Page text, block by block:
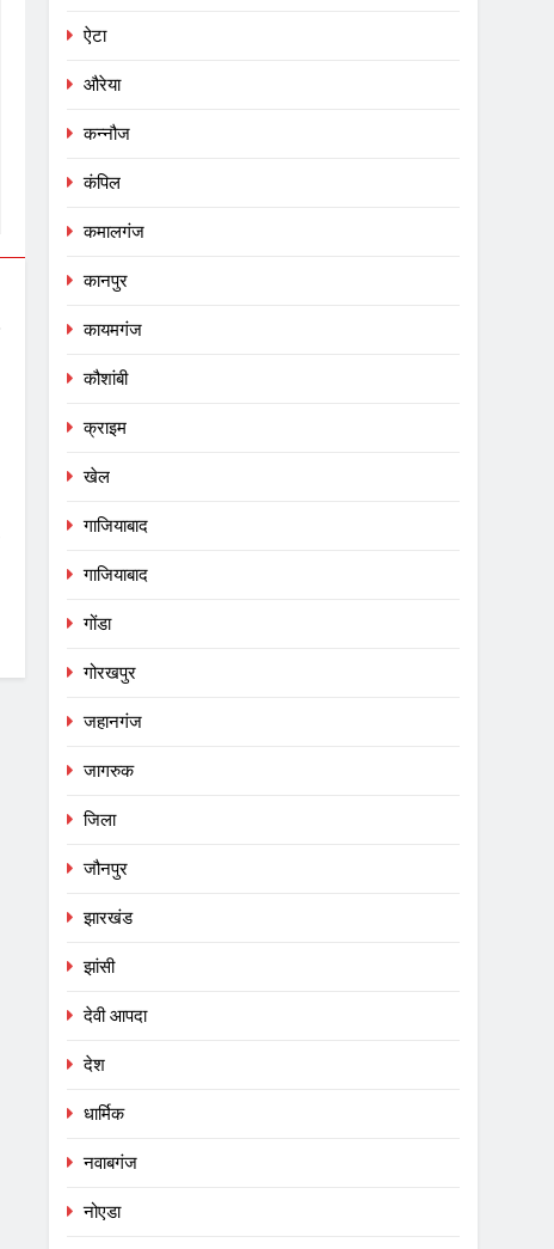
ऐटा
औरेया
कन्नौज
कंपिल
कमालगंज
कानपुर
कायमगंज
कौशांबी
क्राइम
खेल
गाजियाबाद
गाजियाबाद
गोंडा
गोरखपुर
जहानगंज
जागरुक
जिला
जौनपुर
झारखंड
झांसी
देवी आपदा
देश
धार्मिक
नवाबगंज
नोएडा